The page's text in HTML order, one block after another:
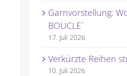
Garnvorstellung:
BOUCLE`
17. Juli 2026
Verkürzte Reihen
10. Juli 2026